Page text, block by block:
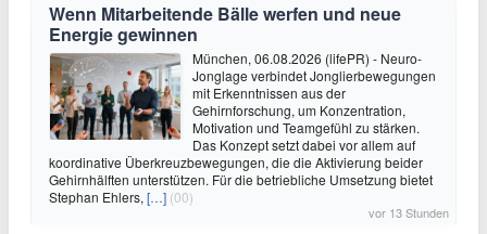
Wenn Mitarbeitende Bälle werfen und neue
Energie gewinnen
München, 06.08.2026 (lifePR) - Neuro-
Jonglage verbindet Jonglierbewegungen
mit Erkenntnissen aus der
Gehirnforschung, um Konzentration,
Motivation und Teamgefühl zu stärken.
Das Konzept setzt dabei vor allem auf
koordinative Überkreuzbewegungen, die die Aktivierung beider
Gehirnhälften unterstützen. Für die betriebliche Umsetzung bietet
Stephan Ehlers, […] (00)
vor 13 Stunden